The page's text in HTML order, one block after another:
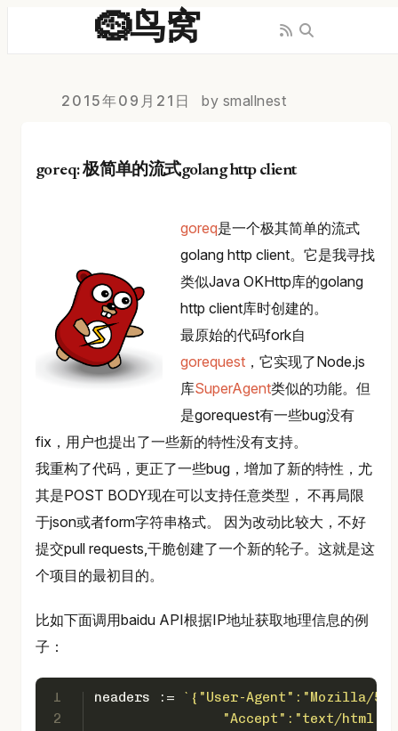
🪹鸟窝
2015年09月21日 by smallnest
goreq: 极简单的流式golang http client
goreq是一个极其简单的流式
golang http client。它是我寻找
类似Java OKHttp库的golang
http client库时创建的。
最原始的代码fork自
gorequest ，它实现了Node.js
库SuperAgent类似的功能。但
是gorequest有一些bug没有
fix，用户也提出了一些新的特性没有支持。
我重构了代码，更正了一些bug，增加了新的特性，尤
其是POST BODY现在可以支持任意类型， 不再局限
于json或者form字符串格式。 因为改动比较大，不好
提交pull requests,干脆创建了一个新的轮子。这就是这
个项目的最初目的。
比如下面调用baidu API根据IP地址获取地理信息的例
子：
1
2
headers :=
`{"User-Agent":"Mozilla/5.0
"Accept":"text/